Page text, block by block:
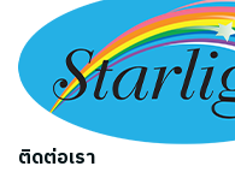
ติดต่อเรา